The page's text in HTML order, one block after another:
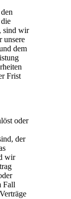
sind wir
unsere
dem
Frist
oder
der
wir
Fall